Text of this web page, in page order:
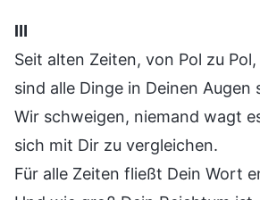
Ⅲ
Seit alten Zeiten, von Pol zu Pol,
sind alle Dinge in Deinen Augen
Wir schweigen, niemand wagt
sich mit Dir zu vergleichen.
Für alle Zeiten fließt Dein Wort